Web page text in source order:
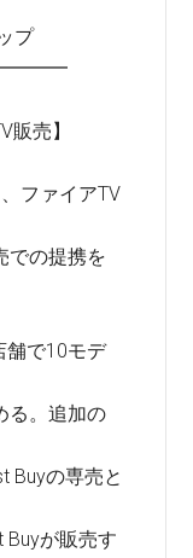
プ
販売】
ファイアTV
での提携を
舗で10モデ
る。追加の
Buyの専売と
Buyが販売す